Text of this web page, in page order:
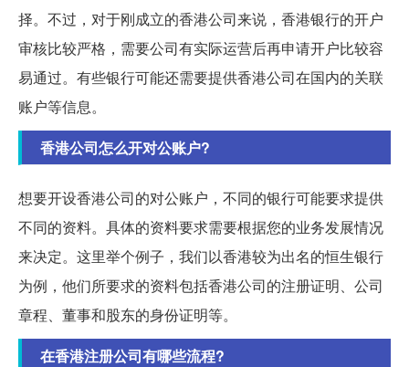
择。不过，对于刚成立的香港公司来说，香港银行的开户
审核比较严格，需要公司有实际运营后再申请开户比较容
易通过。有些银行可能还需要提供香港公司在国内的关联
账户等信息。
香港公司怎么开对公账户?
想要开设香港公司的对公账户，不同的银行可能要求提供
不同的资料。具体的资料要求需要根据您的业务发展情况
来决定。这里举个例子，我们以香港较为出名的恒生银行
为例，他们所要求的资料包括香港公司的注册证明、公司
章程、董事和股东的身份证明等。
在香港注册公司有哪些流程?